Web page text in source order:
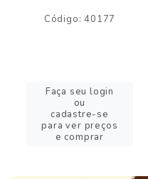
Código: 40177
Faça seu login
ou
cadastre-se
para ver preços
e comprar